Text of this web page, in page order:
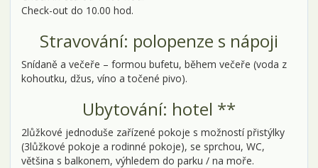
Check-out do 10.00 hod.
Stravování: polopenze s nápoji
Snídaně a večeře – formou bufetu, během večeře (voda z
kohoutku, džus, víno a točené pivo).
Ubytování: hotel **
2lůžkové jednoduše zařízené pokoje s možností přistýlky
(3lůžkové pokoje a rodinné pokoje), se sprchou, WC,
většina s balkonem, výhledem do parku / na moře.